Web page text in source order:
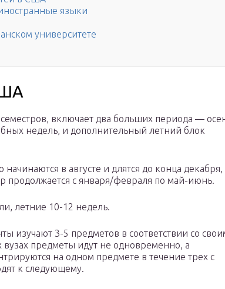
языки
университете
включает два больших периода —
недель, и дополнительный летний блок
в августе и длятся до конца декабря,
продолжается с января/февраля по май-июнь.
летние 10-12 недель.
изучают 3-5 предметов в соответствии со
предметы идут не одновременно, а
на одном предмете в течение трех с
к следующему.